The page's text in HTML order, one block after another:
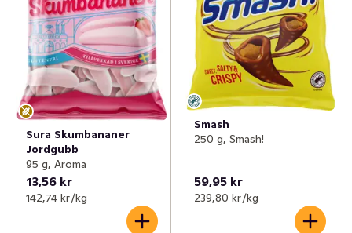
✓ Nyheter inom godis (24)
✓ Nyheter från Dole (7)
Kvarg- och yoghurtnyheter (11)
✓ Nytt från bageriet (7)
✓ Nyheter inom sås och röror (23)
✓ Indiska nyheter i hyllan
(31)
Sura Skumbananer
Jordgubb
95 g, Aroma
13,56 kr
142,74 kr /kg
Smash
250 g, Smash!
59,95 kr
239,80 kr /kg